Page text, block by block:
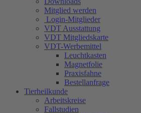
Mitglied werden
Login-Mitglieder
VDT Ausstattung
VDT Mitgliedskarte
VDT-Werbemittel
Leuchtkasten
Magnetfolie
Praxisfahne
Bestellanfrage
Tierheilkunde
Arbeitskreise
Fallstudien